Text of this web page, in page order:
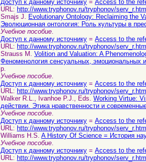
Доступ к данному источнику = Access to the
URL: http://www.tryphonov.ru/tryphonov/
Smajs J. Evolutionary Ontology: Reclaiming the
Эволюционная онтология: Роль культуры в
Учебное пособие
Доступ к данному источнику = Access to the
URL: http://www.tryphonov.ru/tryphonov/
Strauss M. Volition and Valuation: A
Феноменология сенсуальных, эмоциональных
p.
Учебное пособие
Доступ к данному источнику = Access to the
URL: http://www.tryphonov.ru/tryphonov/
Walker R.L., Ivanhoe P.J., Eds. Working Virtue:
действии. Этика нравственности и
Учебное пособие
Доступ к данному источнику = Access to the
URL: http://www.tryphonov.ru/tryphonov/
Williams H.S. A History Of Science = История
Учебное пособие
Доступ к данному источнику = Access to the
URL: http://www.tryphonov.ru/tryphonov/